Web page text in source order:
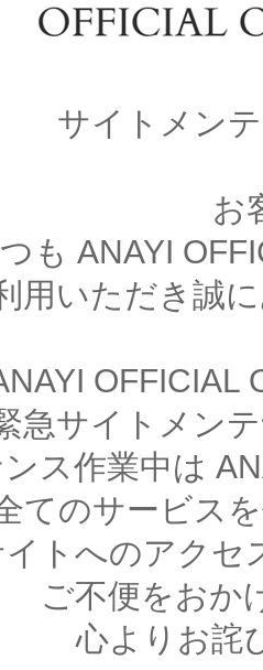
サイトメン
お
も ANAYI
用いただき誠
OFFICIAL
急サイトメン
ス作業中は
てのサービス
イトへのアクセ
ご不便をおか
心よりお詫